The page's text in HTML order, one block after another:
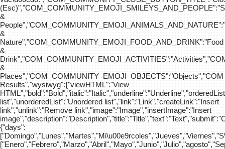
&
&
Nature","COM_COMMUNITY_EMOJI_FOOD_AND_DRINK":"Food
&
&
Results","wysiwyg":{"viewHTML":"View
list","unorderedList":"Unordered list","link":"Link","createLink":"Insert
link","unlink":"Remove link","image":"Image","insertImage":"Insert
{"days":